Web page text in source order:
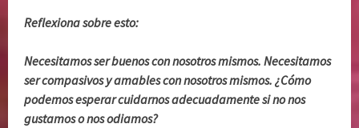
Reflexiona sobre esto:
Necesitamos ser buenos con nosotros mismos. Necesitamos
ser compasivos y amables con nosotros mismos. ¿Cómo
podemos esperar cuidarnos adecuadamente si no nos
gustamos o nos odiamos?